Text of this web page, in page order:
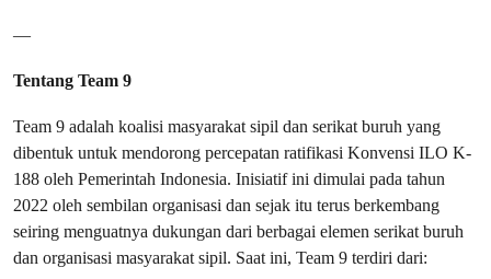
—
Tentang Team 9
Team 9 adalah koalisi masyarakat sipil dan serikat buruh yang
dibentuk untuk mendorong percepatan ratifikasi Konvensi ILO K-
188 oleh Pemerintah Indonesia. Inisiatif ini dimulai pada tahun
2022 oleh sembilan organisasi dan sejak itu terus berkembang
seiring menguatnya dukungan dari berbagai elemen serikat buruh
dan organisasi masyarakat sipil. Saat ini, Team 9 terdiri dari: